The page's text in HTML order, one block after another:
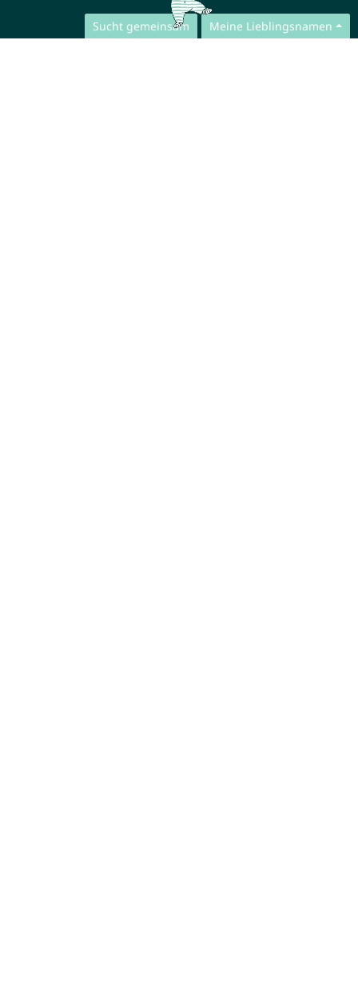
Sucht gemeinsam Meine Lieblingsnamen